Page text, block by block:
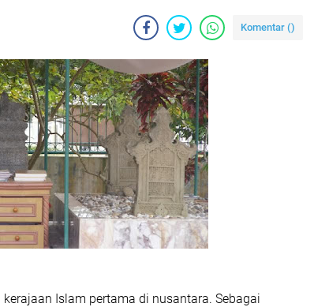
Komentar ()
Islam pertama di nusantara. Sebagai